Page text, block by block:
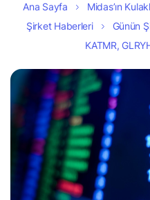
Ana Sayfa Midas’ın
Şirket Haberleri
Günün
KATMR,